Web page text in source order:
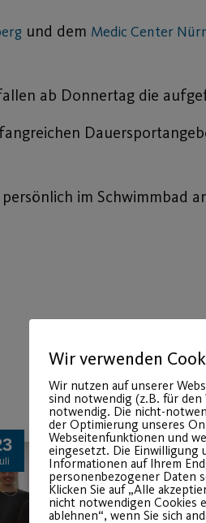
und dem Medic Center
ab Donnertag die
im Schwimmbad
Wir verwenden
Wir nutzen auf unserer
sind notwendig (z.B. für
notwendig. Die nicht-
der Optimierung unseres
Webseitenfunktionen und
eingesetzt. Die Einwilligung
Informationen auf Ihrem
personenbezogener Daten
Klicken Sie auf „Alle
nicht notwendigen Cookies
ablehnen“, wenn Sie sich